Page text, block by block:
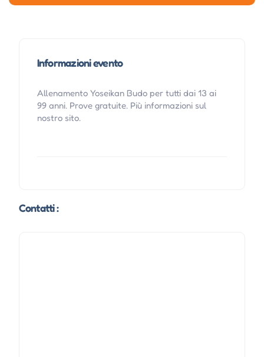
Informazioni evento
Allenamento Yoseikan Budo per tutti dai 13 ai
99 anni. Prove gratuite. Più informazioni sul
nostro sito.
Contatti :